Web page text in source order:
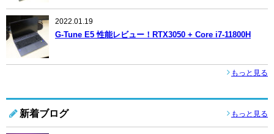
2022.01.19
G-Tune E5 性能レビュー！RTX3050 + Core i7-11800H
もっと見る
新着ブログ もっと見る